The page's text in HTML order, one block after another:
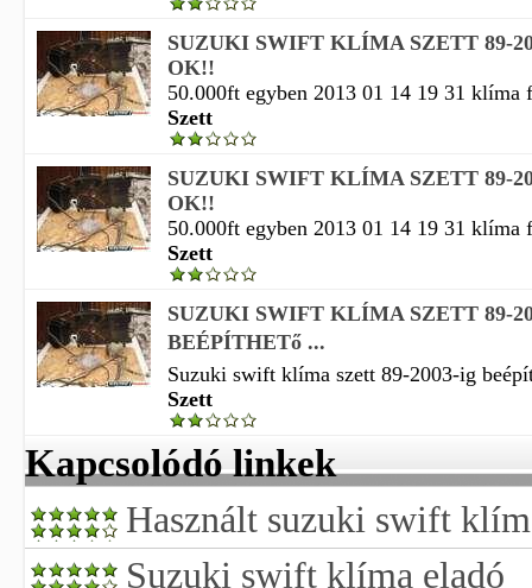
SUZUKI SWIFT KLÍMA SZETT 89-
OK!!
50.000ft egyben 2013 01 14 19 31 klíma
Szett
SUZUKI SWIFT KLÍMA SZETT 89-
OK!!
50.000ft egyben 2013 01 14 19 31 klíma
Szett
SUZUKI SWIFT KLÍMA SZETT 89-
BEÉPÍTHETő ...
Suzuki swift klíma szett 89-2003-ig
Szett
Kapcsolódó linkek
Használt suzuki swift
Suzuki swift klíma eladó